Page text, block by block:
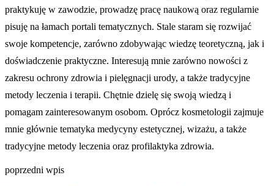
praktykuję w zawodzie, prowadzę pracę naukową oraz regularnie
pisuję na łamach portali tematycznych. Stale staram się rozwijać
swoje kompetencje, zarówno zdobywając wiedzę teoretyczną, jak i
doświadczenie praktyczne. Interesują mnie zarówno nowości z
zakresu ochrony zdrowia i pielęgnacji urody, a także tradycyjne
metody leczenia i terapii. Chętnie dzielę się swoją wiedzą i
pomagam zainteresowanym osobom. Oprócz kosmetologii zajmuje
mnie głównie tematyka medycyny estetycznej, wizażu, a także
tradycyjne metody leczenia oraz profilaktyka zdrowia.
poprzedni wpis